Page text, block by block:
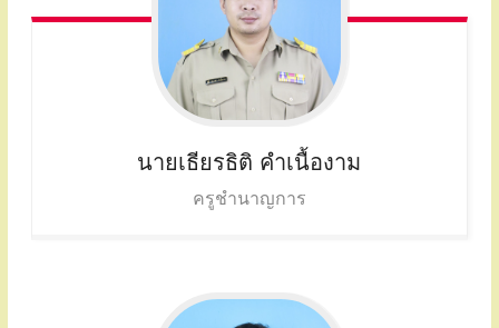
นายเธียรธิติ คำเนื้องาม
ครูชำนาญการ